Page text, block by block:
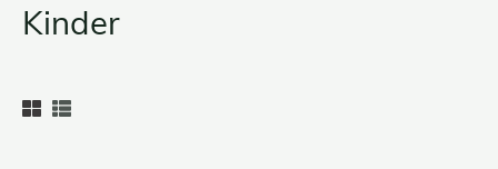
Kinder